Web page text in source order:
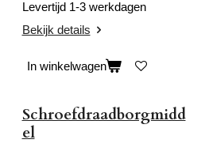
Levertijd 1-3 werkdagen
Bekijk details
In winkelwagen
Schroefdraadborgmidd
el